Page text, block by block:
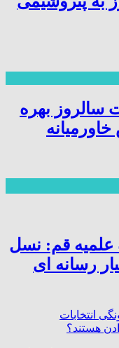
سالروز بهره
علمیه قم: نسل
رسانه ای